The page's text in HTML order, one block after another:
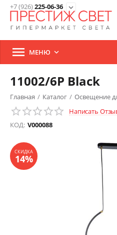
+7 (926)225-06-36 expand_more
 МЕНЮ 
11002/6P Black
Главная / Каталог / Освещение
Подвесные люстры /
Написать
КОД: V000088
14%